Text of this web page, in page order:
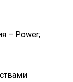
– Power;